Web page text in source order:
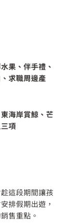
果、伴手禮、
求職周邊產
海岸賞鯨、芒
項
這段期間讓孩
排假期出遊，
售重點。